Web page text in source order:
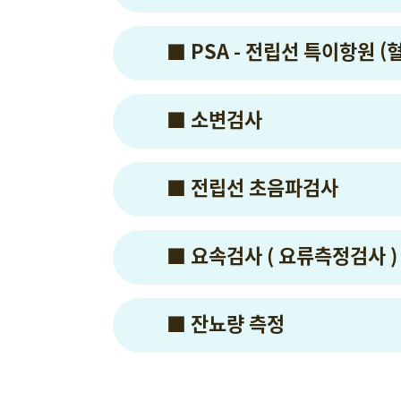
■ PSA - 전립선 특이항원 (
■ 소변검사
■ 전립선 초음파검사
■ 요속검사 ( 요류측정검사 )
■ 잔뇨량 측정